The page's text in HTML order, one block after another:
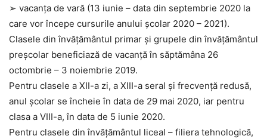
➢ vacanţa de vară (13 iunie – data din septembrie 2020 la
care vor începe cursurile anului şcolar 2020 – 2021).
Clasele din învăţământul primar şi grupele din învăţământul
preşcolar beneficiază de vacanţă în săptămâna 26
octombrie – 3 noiembrie 2019.
Pentru clasele a XII-a zi, a XIII-a seral şi frecvenţă redusă,
anul şcolar se încheie în data de 29 mai 2020, iar pentru
clasa a VIII-a, în data de 5 iunie 2020.
Pentru clasele din învăţământul liceal – filiera tehnologică,